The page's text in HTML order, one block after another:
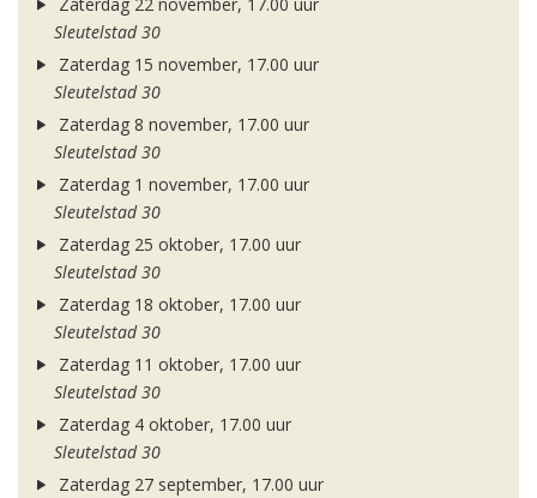
Zaterdag 22 november, 17.00 uur
Sleutelstad 30
Zaterdag 15 november, 17.00 uur
Sleutelstad 30
Zaterdag 8 november, 17.00 uur
Sleutelstad 30
Zaterdag 1 november, 17.00 uur
Sleutelstad 30
Zaterdag 25 oktober, 17.00 uur
Sleutelstad 30
Zaterdag 18 oktober, 17.00 uur
Sleutelstad 30
Zaterdag 11 oktober, 17.00 uur
Sleutelstad 30
Zaterdag 4 oktober, 17.00 uur
Sleutelstad 30
Zaterdag 27 september, 17.00 uur